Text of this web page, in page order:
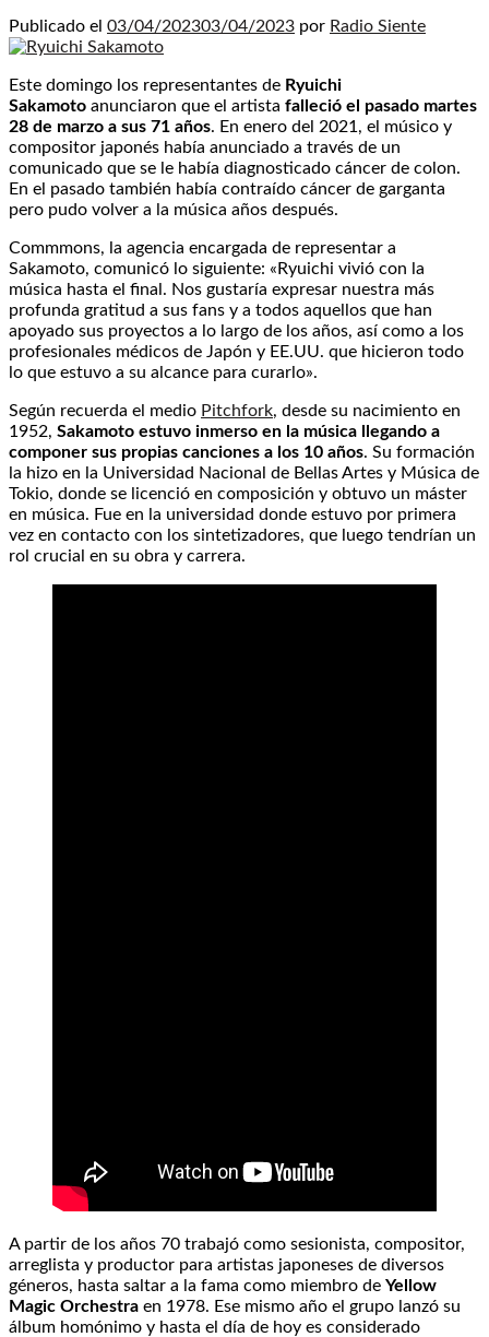
Publicado el 03/04/202303/04/2023 por Radio Siente
Este domingo los representantes de Ryuichi
Sakamoto anunciaron que el artista falleció el pasado martes
28 de marzo a sus 71 años. En enero del 2021, el músico y
compositor japonés había anunciado a través de un
comunicado que se le había diagnosticado cáncer de colon.
En el pasado también había contraído cáncer de garganta
pero pudo volver a la música años después.
Commmons, la agencia encargada de representar a
Sakamoto, comunicó lo siguiente: «Ryuichi vivió con la
música hasta el final. Nos gustaría expresar nuestra más
profunda gratitud a sus fans y a todos aquellos que han
apoyado sus proyectos a lo largo de los años, así como a los
profesionales médicos de Japón y EE.UU. que hicieron todo
lo que estuvo a su alcance para curarlo».
Según recuerda el medio Pitchfork, desde su nacimiento en
1952, Sakamoto estuvo inmerso en la música llegando a
componer sus propias canciones a los 10 años. Su formación
la hizo en la Universidad Nacional de Bellas Artes y Música de
Tokio, donde se licenció en composición y obtuvo un máster
en música. Fue en la universidad donde estuvo por primera
vez en contacto con los sintetizadores, que luego tendrían un
rol crucial en su obra y carrera.
A partir de los años 70 trabajó como sesionista, compositor,
arreglista y productor para artistas japoneses de diversos
géneros, hasta saltar a la fama como miembro de Yellow
Magic Orchestra en 1978. Ese mismo año el grupo lanzó su
álbum homónimo y hasta el día de hoy es considerado